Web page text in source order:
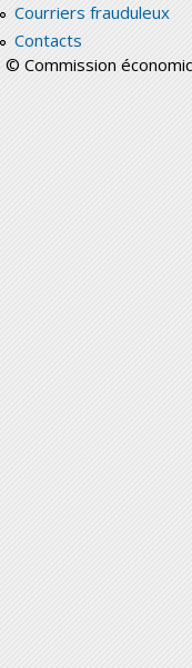
Courriers frauduleux
Contacts
© Commission